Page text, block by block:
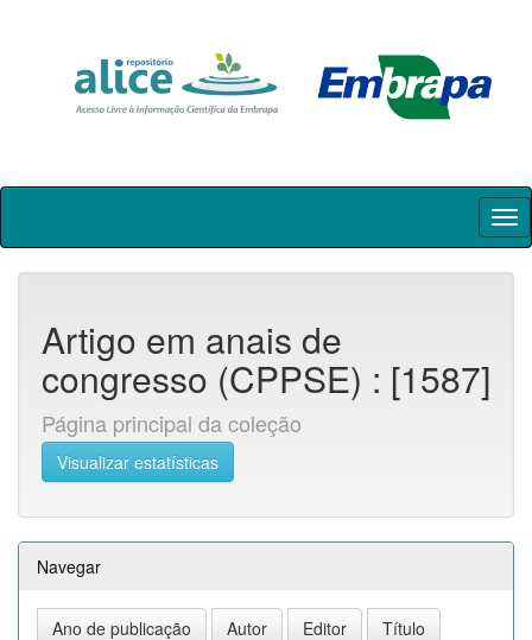
Skip
Artigo em anais de
congresso (CPPSE) : [1587]
Página principal da coleção
Visualizar estatísticas
Navegar